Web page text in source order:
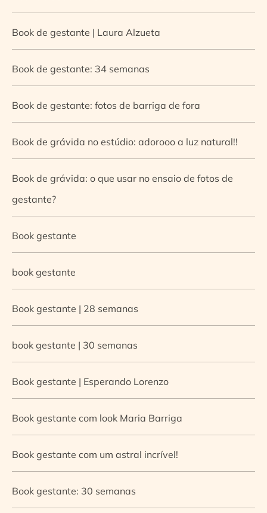
Book de gestante | Laura Alzueta
Book de gestante: 34 semanas
Book de gestante: fotos de barriga de fora
Book de grávida no estúdio: adorooo a luz natural!!
Book de grávida: o que usar no ensaio de fotos de
gestante?
Book gestante
book gestante
Book gestante | 28 semanas
book gestante | 30 semanas
Book gestante | Esperando Lorenzo
Book gestante com look Maria Barriga
Book gestante com um astral incrível!
Book gestante: 30 semanas